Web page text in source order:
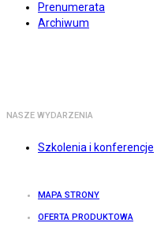
Prenumerata
Archiwum
NASZE WYDARZENIA
Szkolenia i konferencje
MAPA STRONY
OFERTA PRODUKTOWA